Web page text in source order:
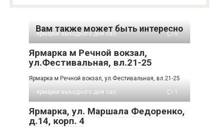
Вам также может быть интересно
ярмарки выходного дня сао 0
Ярмарка м Речной вокзал,
ул.Фестивальная, вл.21-25
Ярмарка м Речной вокзал, ул.Фестивальная, вл.21-25
ярмарки выходного дня сао
1
Ярмарка, ул. Маршала Федоренко,
д.14, корп. 4